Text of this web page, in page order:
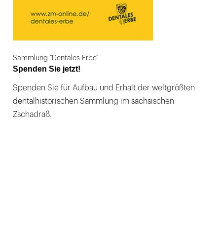
Sammlung "Dentales Erbe"
Spenden Sie jetzt!
Spenden Sie für Aufbau und Erhalt der weltgrößten
dentalhistorischen Sammlung im sächsischen
Zschadraß.